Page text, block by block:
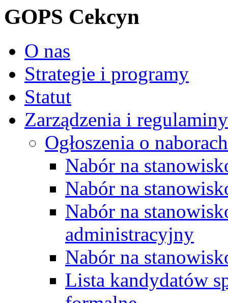
GOPS Cekcyn
O nas
Strategie i programy
Statut
Zarządzenia i regulaminy
Ogłoszenia o naborach
Nabór na
Nabór na
Nabór na
administracyjny
Nabór na
Lista kandydatów